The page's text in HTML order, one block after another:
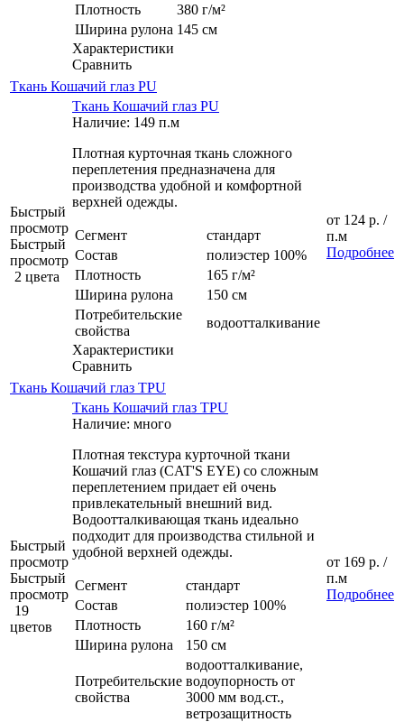
Плотность
380 г/м²
Ширина рулона 145 см
Характеристики
Сравнить
Ткань Кошачий глаз PU
Быстрый
просмотр
Быстрый
просмотр
2 цвета
Ткань Кошачий глаз PU
Наличие: 149 п.м
Плотная курточная ткань сложного
переплетения предназначена для
производства удобной и комфортной
верхней одежды.
Сегмент
стандарт
Состав
полиэстер 100%
Плотность
165 г/м²
Ширина рулона
150 см
Потребительские
свойства
водоотталкивание
Характеристики
Сравнить
от 124 р. /
п.м
Подробнее
Ткань Кошачий глаз TPU
Быстрый
просмотр
Быстрый
просмотр
19
цветов
Ткань Кошачий глаз TPU
Наличие: много
Плотная текстура курточной ткани
Кошачий глаз (CAT'S EYE) со сложным
переплетением придает ей очень
привлекательный внешний вид.
Водоотталкивающая ткань идеально
подходит для производства стильной и
удобной верхней одежды.
Сегмент
стандарт
Состав
полиэстер 100%
Плотность
160 г/м²
Ширина рулона
150 см
Потребительские
свойства
водоотталкивание,
водоупорность от
3000 мм вод.ст.,
ветрозащитность
от 169 р. /
п.м
Подробнее